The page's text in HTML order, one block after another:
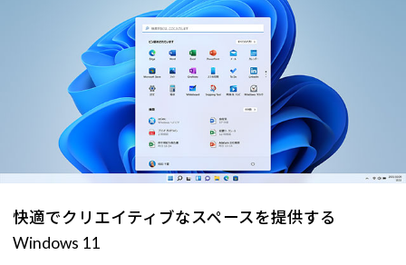
快適でクリエイティブなスペースを提供する
Windows 11